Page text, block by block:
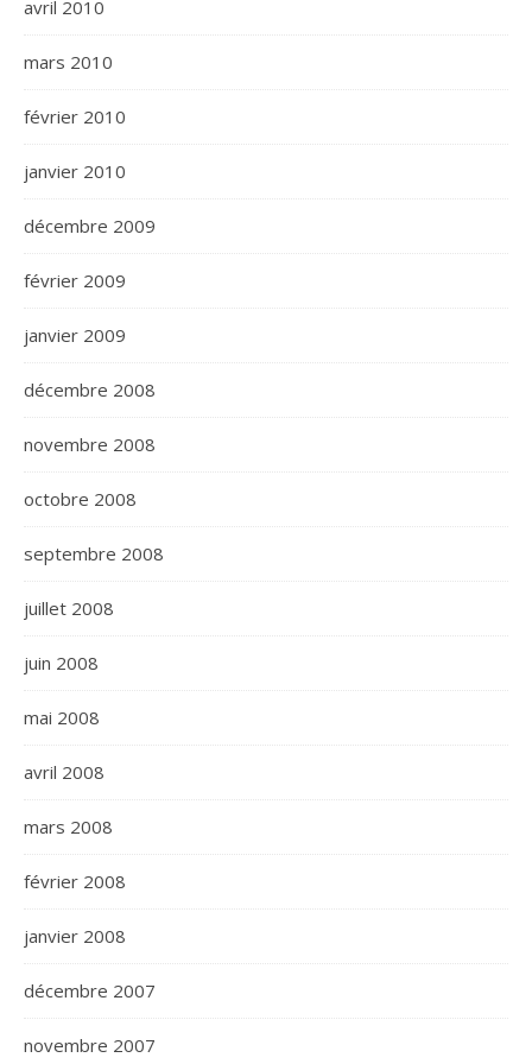
avril 2010
mars 2010
février 2010
janvier 2010
décembre 2009
février 2009
janvier 2009
décembre 2008
novembre 2008
octobre 2008
septembre 2008
juillet 2008
juin 2008
mai 2008
avril 2008
mars 2008
février 2008
janvier 2008
décembre 2007
novembre 2007